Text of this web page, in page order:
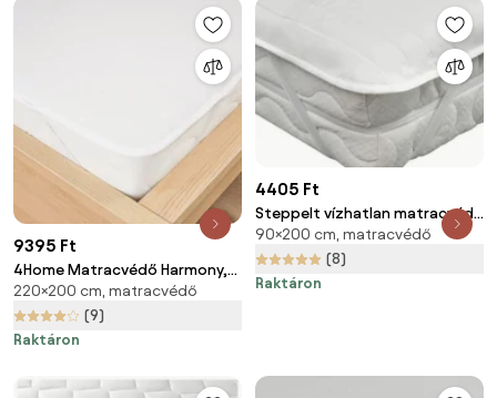
9395 Ft
4Home Matracvédő Harmony,
220 x 200 cm
220×200 cm, matracvédő
(9)
Raktáron
4405 Ft
Steppelt vízhatlan matracvédő
90 x 200 cm
90×200 cm, matracvédő
(8)
Raktáron